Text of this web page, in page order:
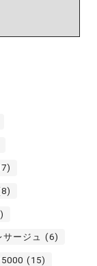
サージュ (6)
(15)